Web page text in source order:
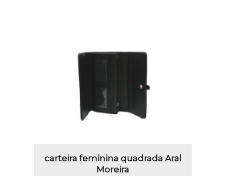
carteira feminina quadrada Aral
Moreira